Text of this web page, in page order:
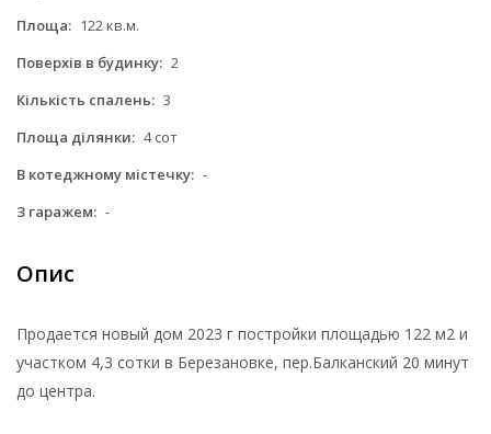
Площа: 122 кв.м.
Поверхів в будинку: 2
Кількість спалень: 3
Площа ділянки: 4 сот
В котеджному містечку: -
З гаражем: -
Опис
Продается новый дом 2023 г постройки площадью 122 м2 и
участком 4,3 сотки в Березановке, пер.Балканский 20 минут
до центра.